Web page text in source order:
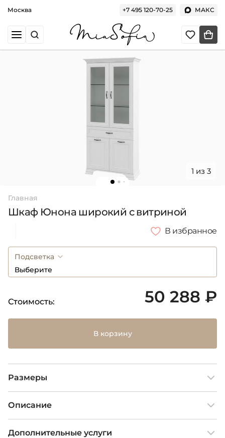
Москва +7 495 120-70-25 МАКС
1 из 3
Главная
Шкаф Юнона широкий с витриной
В избранное
Подсветка
Выберите
Стоимость: 50 288 ₽
В корзину
Размеры
Описание
Дополнительные услуги